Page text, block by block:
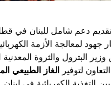
دعم شامل للبنان في
لمعالجة الأزمة
وزير البترول والثروة
لتوفير
الغاز الطبيعي